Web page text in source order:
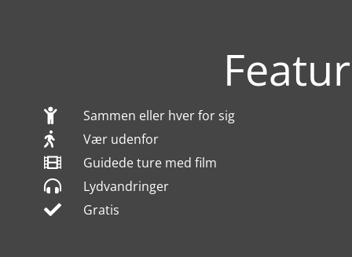
Sammen eller hver for sig
Vær udenfor
Guidede ture med film
Lydvandringer
Gratis